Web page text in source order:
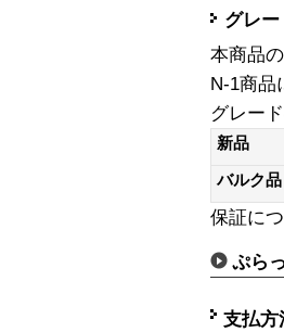
グレ
本商品
N-1商品
グレー
新
バル
保証に
ぷら
支払方